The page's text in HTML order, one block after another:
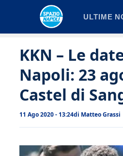
ULTIME
KKN – Le
Napoli: 23
Castel di
11 Ago 2020 - 13:24di Matteo Grassi